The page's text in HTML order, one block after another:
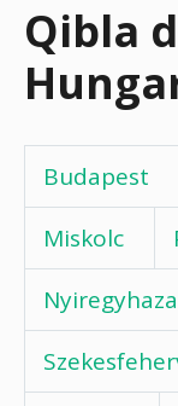
Qibla
Budapest
Miskolc
Nyiregyhaza